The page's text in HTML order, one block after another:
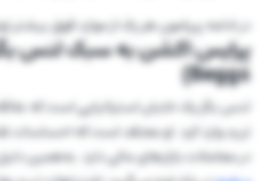
در ادامه پیرامون هر یک از موارد فوق
Beggs)
لنس بگز یک خلبان استرالیایی است که علاقه
ترید وارد کرد. او معتقد است که
در معاملات بازارهای مالی دارد. به‌همین